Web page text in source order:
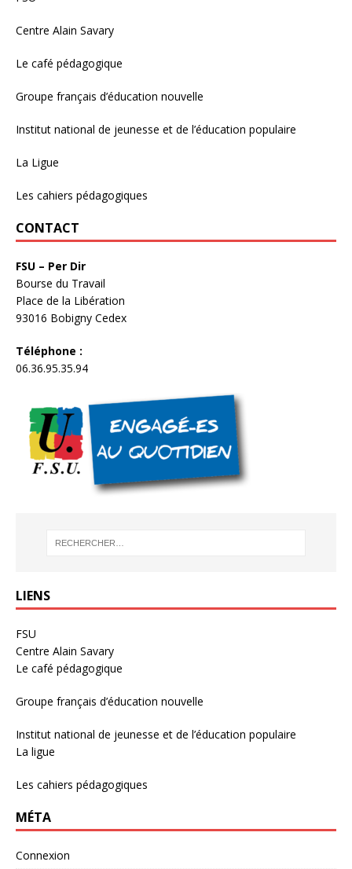
Centre Alain Savary
Le café pédagogique
Groupe français d’éducation nouvelle
Institut national de jeunesse et de l’éducation populaire
La Ligue
Les cahiers pédagogiques
CONTACT
FSU – Per Dir
Bourse du Travail
Place de la Libération
93016 Bobigny Cedex
Téléphone :
06.36.95.35.94
LIENS
FSU
Centre Alain Savary
Le café pédagogique
Groupe français d’éducation nouvelle
Institut national de jeunesse et de l’éducation populaire
La ligue
Les cahiers pédagogiques
MÉTA
Connexion